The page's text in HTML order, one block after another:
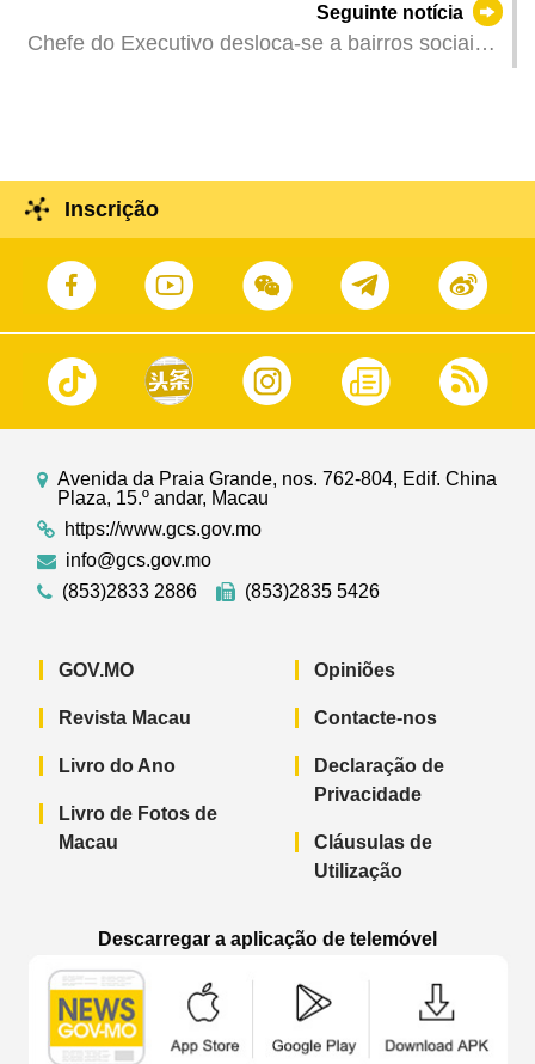
alcançaram resultados previstosSeguinte notícia
Chefe do Executivo desloca-se a bairros sociais
Inscrição
Avenida da Praia Grande, nos. 762-804, Edif. China
Plaza, 15.º andar, Macau
https://www.gcs.gov.mo
info@gcs.gov.mo
(853)2833 2886
(853)2835 5426
GOV.MO
Revista Macau
Livro do Ano
Livro de Fotos de
Macau
Opiniões
Contacte-nos
Declaração de
Privacidade
Cláusulas de
Utilização
Descarregar a aplicação de telemóvel